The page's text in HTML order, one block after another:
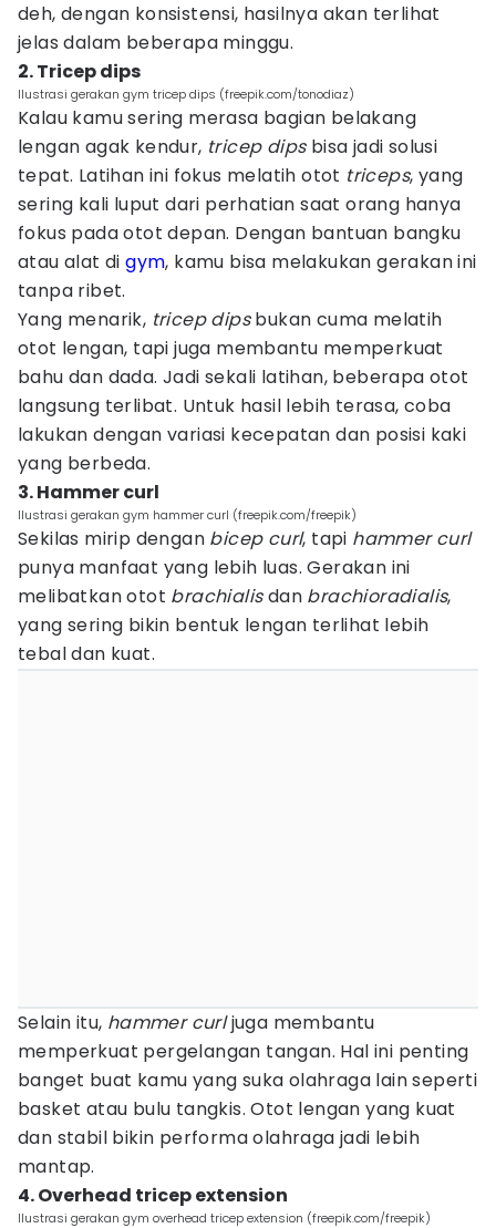
deh, dengan konsistensi, hasilnya akan terlihat
jelas dalam beberapa minggu.
2. Tricep dips
Ilustrasi gerakan gym tricep dips (freepik.com/tonodiaz)
Kalau kamu sering merasa bagian belakang
lengan agak kendur, tricep dipsbisa jadi solusi
tepat. Latihan ini fokus melatih otot triceps, yang
sering kali luput dari perhatian saat orang hanya
fokus pada otot depan. Dengan bantuan bangku
atau alat digym, kamu bisa melakukan gerakan ini
tanpa ribet.
Yang menarik, tricep dipsbukan cuma melatih
otot lengan, tapi juga membantu memperkuat
bahu dan dada. Jadi sekali latihan, beberapa otot
langsung terlibat. Untuk hasil lebih terasa, coba
lakukan dengan variasi kecepatan dan posisi kaki
yang berbeda.
3. Hammer curl
Ilustrasi gerakan gym hammer curl (freepik.com/freepik)
Sekilas mirip dengan bicep curl, tapi hammer curl
punya manfaat yang lebih luas. Gerakan ini
melibatkan otot brachialisdan brachioradialis,
yang sering bikin bentuk lengan terlihat lebih
tebal dan kuat.
Selain itu, hammer curljuga membantu
memperkuat pergelangan tangan. Hal ini penting
banget buat kamu yang suka olahraga lain seperti
basket atau bulu tangkis. Otot lengan yang kuat
dan stabil bikin performa olahraga jadi lebih
mantap.
4. Overhead tricep extension
Ilustrasi gerakan gym overhead tricep extension (freepik.com/freepik)